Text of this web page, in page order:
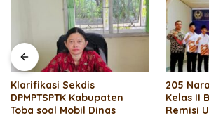
Klarifikasi Sekdis
DPMPTSPTK Kabupaten
Toba soal Mobil Dinas
205
Kelas II
Remisi